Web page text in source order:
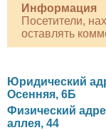
Информация
Посетители,
оставлять
Юридический
Осенняя, 6Б
Физический
аллея, 44